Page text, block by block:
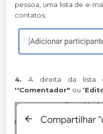
pessoa, uma lista de e-
contatos;
4. À direita da lista
''Comentador" ou "